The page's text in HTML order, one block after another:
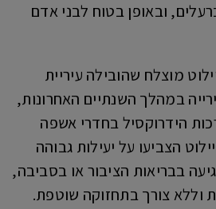
ובאופן בטוח לבני אדם
מוצלח שהובילה עיריית
במהלך השנתיים האחרונות,
הידרוקסיל בחדרי אשפה
הצביעו על יעילות גבוהה
בבריאות הציבור או בסביבה,
וללא צורך בתחזוקה שוטפת.